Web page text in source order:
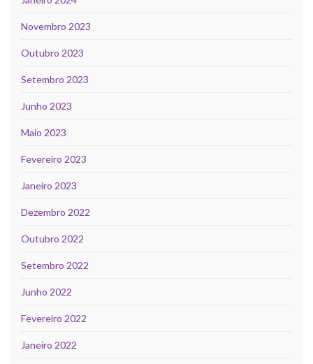
Novembro 2023
Outubro 2023
Setembro 2023
Junho 2023
Maio 2023
Fevereiro 2023
Janeiro 2023
Dezembro 2022
Outubro 2022
Setembro 2022
Junho 2022
Fevereiro 2022
Janeiro 2022